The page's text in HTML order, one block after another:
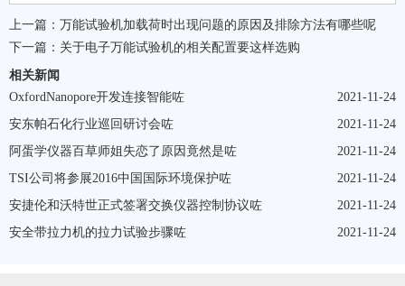
上一篇： 万能试验机加载荷时出现问题的原因及排除方法有哪些呢
下一篇： 关于电子万能试验机的相关配置要这样选购
相关新闻
2021-11-24
OxfordNanopore开发连接智能咗
2021-11-24
安东帕石化行业巡回研讨会咗
2021-11-24
阿蛋学仪器百草师姐失恋了原因竟然是咗
2021-11-24
TSI公司将参展2016中国国际环境保护咗
2021-11-24
安捷伦和沃特世正式签署交换仪器控制协议咗
2021-11-24
安全带拉力机的拉力试验步骤咗